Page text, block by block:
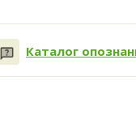
Каталог